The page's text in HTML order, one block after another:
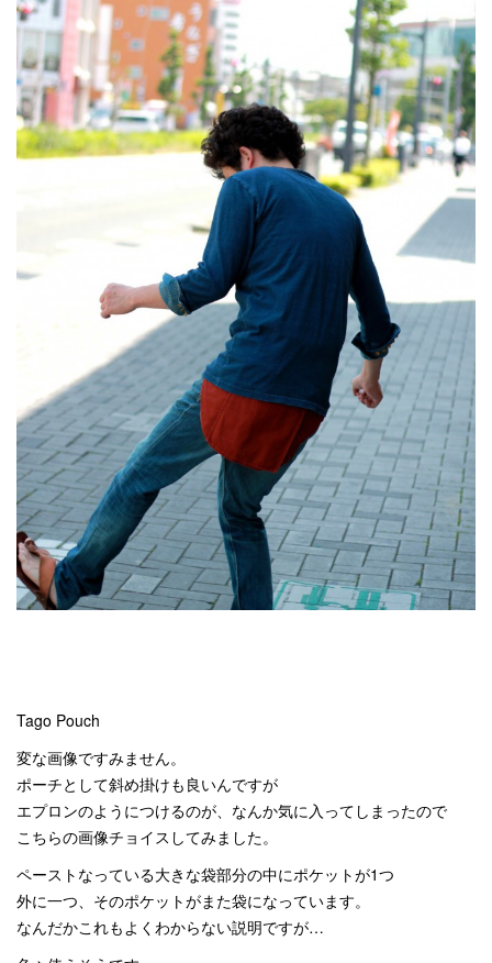
Tago Pouch
変な画像ですみません。
ポーチとして斜め掛けも良いんですが
エプロンのようにつけるのが、なんか気に入ってしまったので
こちらの画像チョイスしてみました。
ペーストなっている大きな袋部分の中にポケットが1つ
外に一つ、そのポケットがまた袋になっています。
なんだかこれもよくわからない説明ですが…